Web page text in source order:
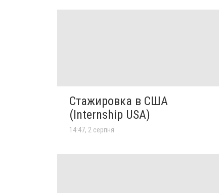
Стажировка в США
(Internship USA)
14:47, 2 серпня